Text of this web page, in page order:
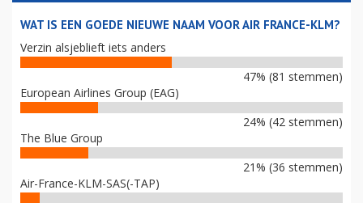
WAT IS EEN GOEDE NIEUWE NAAM VOOR AIR FRANCE-KLM?
Verzin alsjeblieft iets anders
47% (81 stemmen)
European Airlines Group (EAG)
24% (42 stemmen)
The Blue Group
21% (36 stemmen)
Air-France-KLM-SAS(-TAP)